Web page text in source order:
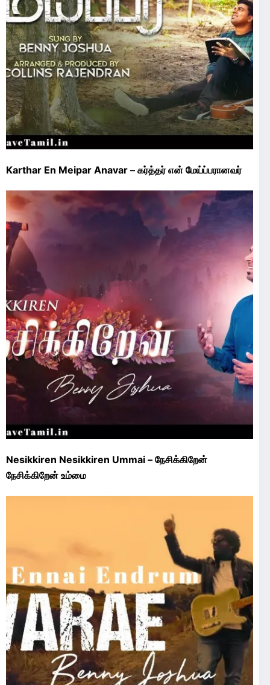
Karthar En Meipar Anavar – கர்த்தர் என் மேய்ப்பரானவர்
Nesikkiren Nesikkiren Ummai – நேசிக்கிறேன்
நேசிக்கிறேன் உம்மை